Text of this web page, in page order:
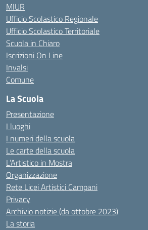
MIUR
Ufficio Scolastico Regionale
Ufficio Scolastico Territoriale
Scuola in Chiaro
Iscrizioni On Line
Invalsi
Comune
La Scuola
Presentazione
I luoghi
I numeri della scuola
Le carte della scuola
L’Artistico in Mostra
Organizzazione
Rete Licei Artistici Campani
Privacy
Archivio notizie (da ottobre 2023)
La storia